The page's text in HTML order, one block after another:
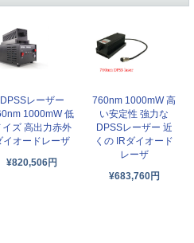
DPSSレーザー
1000mW 低
イズ 高出力赤外
イオードレーザ
¥820,506円
760nm 1000mW 高
い安定性 強力な
DPSSレーザー 近
くの IRダイオード
レーザ
¥683,760円